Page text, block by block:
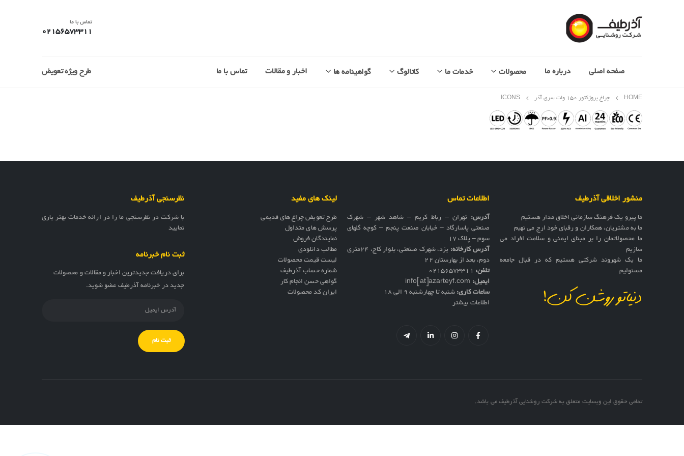
تماس با ما
02156573311
صفحه اصلی درباره ما محصولات خدمات ما کاتالوگ گواهینامه ها اخبار و مقالات تماس با ما طرح ویژه تعویض
HOME چراغ پروژکتور 150 وات سری آذر ICONS
منشور اخلاقی آذرطیف
ما پیرو یک فرهنگ سازمانی اخلاق مدار هستیم
ما به مشتریان، همکاران و رقبای خود ارج می نهیم
ما محصولاتمان را بر مبنای ایمنی و سلامت افراد می
سازیم
ما یک شهروند شرکتی هستیم که در قبال جامعه
مسئولیم
دنیاتو روشن کن!
اطلاعات تماس
آدرس: تهران – رباط کریم – شاهد شهر – شهرک
صنعتی پاسارگاد – خیابان صنعت پنجم – کوچه گلهای
سوم – پلاک 17
آدرس کارخانه:
یزد، شهرک صنعتی، بلوار کاج، ۲۴متری
دوم، بعد از بهارستان ۲۲
تلفن: 02156573311
ایمیل: info[at]azarteyf.com
ساعات کاری: شنبه تا چهارشنبه 9 الی 18
اطلاعات بیشتر
لینک های مفید
طرح تعویض چراغ های قدیمی
پرسش های متداول
نمایندگان فروش
مطالب دانلودی
لیست قیمت محصولات
شماره حساب آذرطیف
گواهی حسن انجام کار
ایران کد محصولات
نظرسنجی آذرطیف
با شرکت در نظرسنجی ما را در ارائه خدمات بهتر یاری
نمایید
ثبت نام خبرنامه
برای دریافت جدیدترین اخبار و مقالات و محصولات
جدید در خبرنامه آذرطیف عضو شوید.
تمامی حقوق این وبسایت متعلق به شرکت روشنایی آذرطیف می باشد.